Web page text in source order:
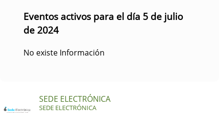
Eventos activos para el día 5 de julio
de 2024
No existe Información
SEDE ELECTRÓNICA
SEDE ELECTRÓNICA